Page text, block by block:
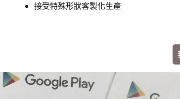
接受特殊形狀客製化生產